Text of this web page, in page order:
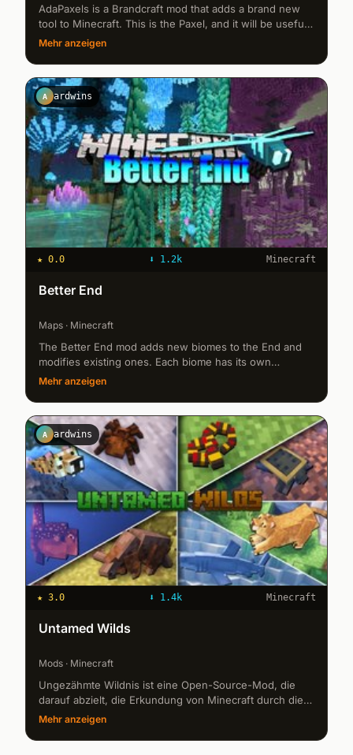
AdaPaxels is a Brandcraft mod that adds a brand new
tool to Minecraft. This is the Paxel, and it will be useful
to be able to break all the blocks of Minecraft using a
Mehr anzeigen
A ardwins
★ 0.0 ⬇ 1.2k Minecraft
Better End
Maps · Minecraft
The Better End mod adds new biomes to the End and
modifies existing ones. Each biome has its own
atmosphere, resources and mobs. &nbsp; With Better
Mehr anzeigen
A ardwins
★ 3.0 ⬇ 1.4k Minecraft
Untamed Wilds
Mods · Minecraft
Ungezähmte Wildnis ist eine Open-Source-Mod, die
darauf abzielt, die Erkundung von Minecraft durch die
Einführung neuer Kreaturen zu verbessern, die in
Mehr anzeigen